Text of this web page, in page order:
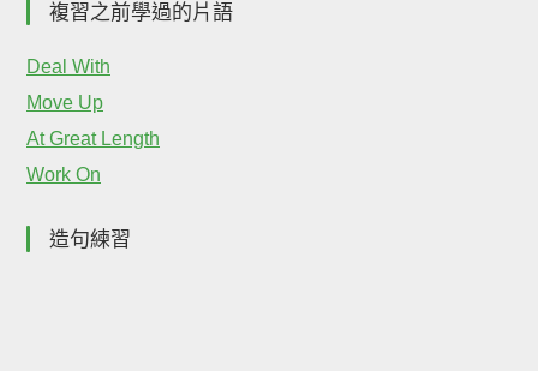
複習之前學過的片語
Deal With
Move Up
At Great Length
Work On
造句練習